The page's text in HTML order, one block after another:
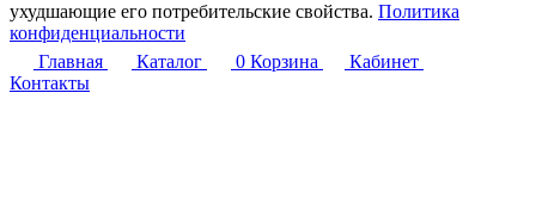
ухудшающие его потребительские свойства. Политика
конфиденциальности
Главная
Каталог 0 Корзина
Кабинет
Контакты